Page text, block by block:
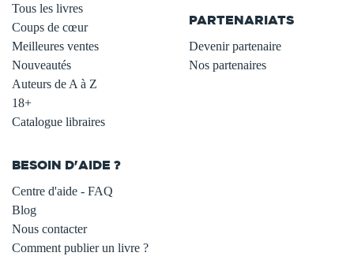
Tous les livres
Coups de cœur
Meilleures ventes
Nouveautés
Auteurs de A à Z
18+
Catalogue libraires
PARTENARIATS
Devenir partenaire
Nos partenaires
BESOIN D'AIDE ?
Centre d'aide - FAQ
Blog
Nous contacter
Comment publier un livre ?